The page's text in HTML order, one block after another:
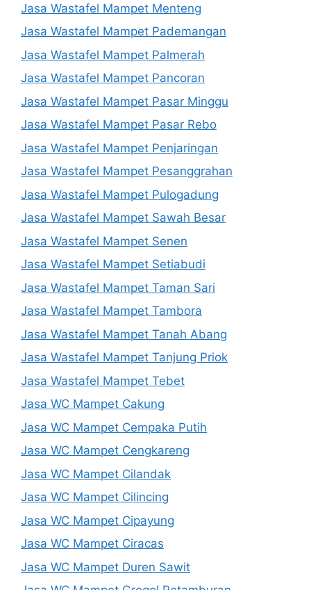
Jasa Wastafel Mampet Menteng
Jasa Wastafel Mampet Pademangan
Jasa Wastafel Mampet Palmerah
Jasa Wastafel Mampet Pancoran
Jasa Wastafel Mampet Pasar Minggu
Jasa Wastafel Mampet Pasar Rebo
Jasa Wastafel Mampet Penjaringan
Jasa Wastafel Mampet Pesanggrahan
Jasa Wastafel Mampet Pulogadung
Jasa Wastafel Mampet Sawah Besar
Jasa Wastafel Mampet Senen
Jasa Wastafel Mampet Setiabudi
Jasa Wastafel Mampet Taman Sari
Jasa Wastafel Mampet Tambora
Jasa Wastafel Mampet Tanah Abang
Jasa Wastafel Mampet Tanjung Priok
Jasa Wastafel Mampet Tebet
Jasa WC Mampet Cakung
Jasa WC Mampet Cempaka Putih
Jasa WC Mampet Cengkareng
Jasa WC Mampet Cilandak
Jasa WC Mampet Cilincing
Jasa WC Mampet Cipayung
Jasa WC Mampet Ciracas
Jasa WC Mampet Duren Sawit